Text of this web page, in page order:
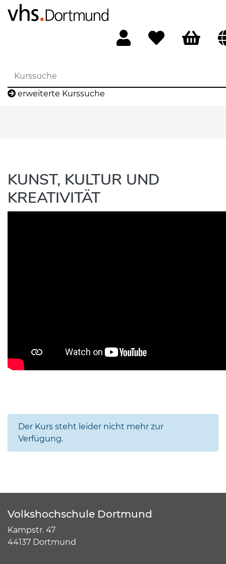
erweiterte Kurssuche
KUNST, KULTUR UND
KREATIVITÄT
Der Kurs steht leider nicht mehr zur
Verfügung.
Volkshochschule Dortmund
Kampstr. 47
44137 Dortmund